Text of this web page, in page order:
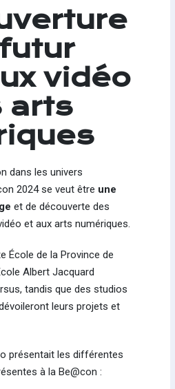
vidéo
arts
dans les univers
2024 se veut être une
et de découverte des
et aux arts numériques.
École de la Province de
Albert Jacquard
tandis que des studios
leurs projets et
présentait les différentes
à la Be@con :